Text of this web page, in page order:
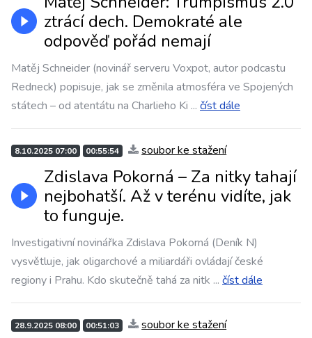
ztrácí dech. Demokraté ale
odpověď pořád nemají
Matěj Schneider (novinář serveru Voxpot, autor podcastu
Redneck) popisuje, jak se změnila atmosféra ve Spojených
státech – od atentátu na Charlieho Ki ... číst dále
8.10.2025 07:00 00:55:54 soubor ke stažení
Zdislava Pokorná – Za nitky tahají
nejbohatší. Až v terénu vidíte, jak
to funguje.
Investigativní novinářka Zdislava Pokorná (Deník N)
vysvětluje, jak oligarchové a miliardáři ovládají české
regiony i Prahu. Kdo skutečně tahá za nitk ... číst dále
28.9.2025 08:00 00:51:03 soubor ke stažení